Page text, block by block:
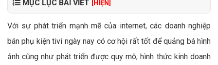
MỤC LỤC BÀI VIẾT [HIỆN]
Với sự phát triển mạnh mẽ của internet, các doanh nghiệp
bán phụ kiện tivi ngày nay có cơ hội rất tốt để quảng bá hình
ảnh cũng như phát triển được quy mô, hình thức kinh doanh